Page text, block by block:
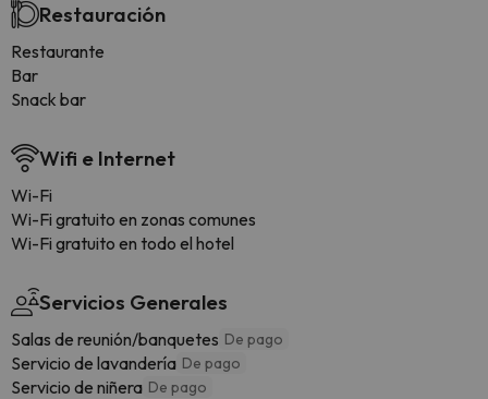
Restauración
Restaurante
Bar
Snack bar
Wifi e Internet
Wi-Fi
Wi-Fi gratuito en zonas comunes
Wi-Fi gratuito en todo el hotel
Servicios Generales
Salas de reunión/banquetes De pago
Servicio de lavandería De pago
Servicio de niñera De pago